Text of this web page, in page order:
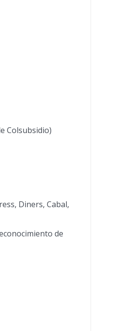
Colsubsidio)
Diners, Cabal,
de